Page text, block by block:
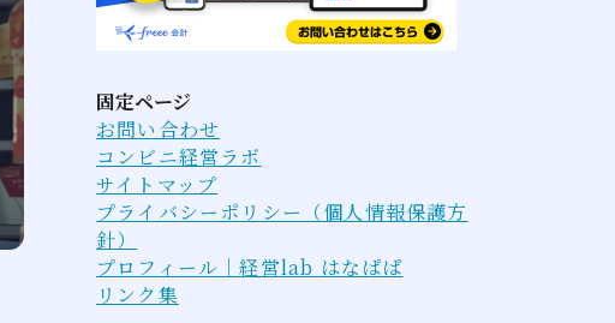
固定ページ
お問い合わせ
コンビニ経営ラボ
サイトマップ
プライバシーポリシー（個人情報保護方
針）
プロフィール｜経営lab はなぱぱ
リンク集